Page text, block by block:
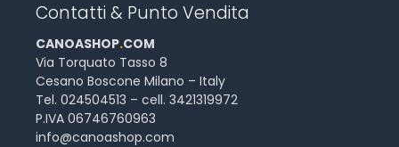
Contatti & Punto Vendita
CANOASHOP.COM
Via Torquato Tasso 8
Cesano Boscone Milano – Italy
Tel. 024504513 – cell. 3421319972
P.IVA 06746760963
info@canoashop.com